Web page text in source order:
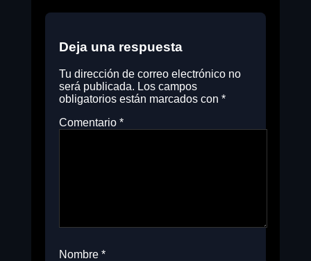
Deja una respuesta
Tu dirección de correo electrónico no
será publicada. Los campos
obligatorios están marcados con *
Comentario *
Nombre *